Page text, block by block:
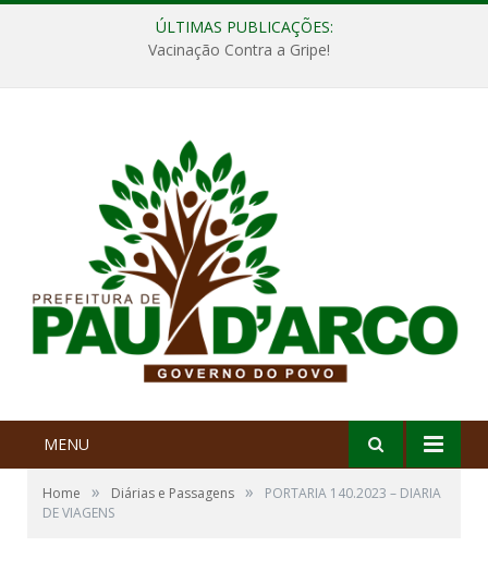
ÚLTIMAS PUBLICAÇÕES:
Vacinação Contra a Gripe!
MENU
Home » Diárias e Passagens »
PORTARIA 140.2023 – DIARIA
DE VIAGENS